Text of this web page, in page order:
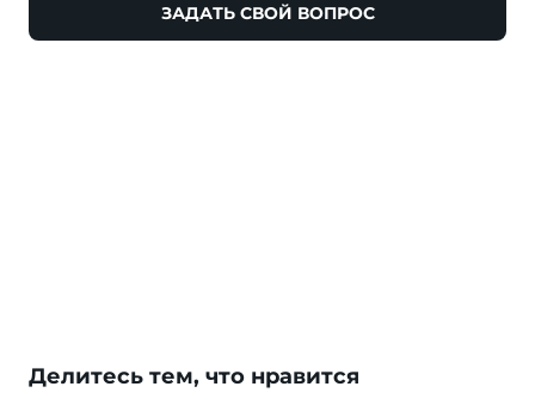
ЗАДАТЬ СВОЙ ВОПРОС
Делитесь тем, что нравится